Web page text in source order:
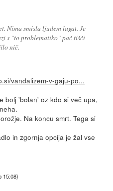
Nima smisla ljudem lagat. Je
s "to problematiko" pač tišči
nič.
vandalizem-v-gaju-po...
bolj 'bolan' oz kdo si več upa,
Na koncu smrt. Tega si
in zgornja opcija je žal vse
15:08)